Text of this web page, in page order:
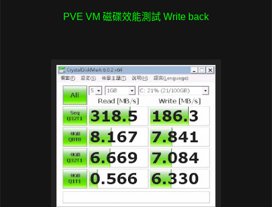
PVE VM 磁碟效能測試 Write back